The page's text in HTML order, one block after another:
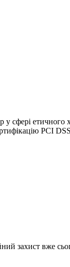
етичного
PCI
захист вже